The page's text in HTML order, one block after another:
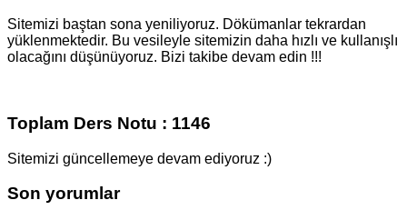
Sitemizi baştan sona yeniliyoruz. Dökümanlar tekrardan
yüklenmektedir. Bu vesileyle sitemizin daha hızlı ve kullanışlı
olacağını düşünüyoruz. Bizi takibe devam edin !!!
Toplam Ders Notu : 1146
Sitemizi güncellemeye devam ediyoruz :)
Son yorumlar